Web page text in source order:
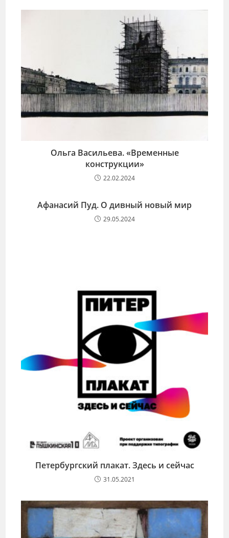
Ольга Васильева. «Временные
конструкции»
22.02.2024
Афанасий Пуд. О дивный новый мир
29.05.2024
Петербургский плакат. Здесь и сейчас
31.05.2021